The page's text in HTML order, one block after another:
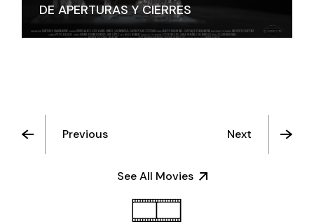
DE APERTURAS Y CIERRES
Previous
See All Movies
Next